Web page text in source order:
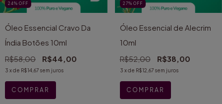
24% OFF
Óleo Essencial Cravo Da
Índia Botões 10ml
R$58,00
R$44,00
3 x de R$14,67 sem juros
27% OFF
Óleo Essencial de Alecrim
10ml
R$52,00
R$38,00
3 x de R$12,67 sem juros